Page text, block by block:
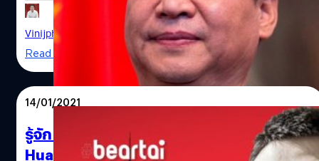
เห็นโอกาสว่าอินเทอร์เน็ตจะสามารถเป็นตัวกลางเชื่อมระหว่าง
สองฝั่งได้อย่างแน่นอน และนั่นก็เป็นต้นกำเนิดของเว็บไซต์
Alibaba ตอนนี้เราทุกคนรู้จักเว็บไซต์แห่งนี้เป็นอย่างดี มันเป็น
แพลตฟอร์มออนไลน์ที่เราสามารถเข้าไปค้นหาสินค้าที่ในราคา
ส่งจากโรงงานได้ ในปี 2000 เขาได้รับเงินทุน 25 ล้านเหรียญ
และในปี 2005 บริษัท Yahoo ก็ลงทุนเพิ่มไปอีก 1 พันล้าน
เหรียญ 10 ปีต่อมา Alibaba กลายเป็นหนึ่งในบริษัทเทคโนโลยี
ที่มีมูลค่าสูงที่สุดในโลก ระดมทุนเพิ่มจากการเข้าตลาดหุ้นที่
นิวยอร์กอีก 25,000…
ชนบททั่วประเทศจีน โดยเขากล่าวว่า “เราจะพบกันอีกครั้งเมื่อ
โควิด-19 คลี่คลาย” ปกติแล้วมูลนิธิของแจ็ก หม่าจะจัดงาน
The Jack Ma Rural Teachers Award Ceremony ตั้งแต่ปี
2015 มาตลอด การปรากฏตัวครั้งนี้ของเขา ทำให้หุ้น Alibaba
พุ่งขึ้นแล้วอย่างน้อย 3% อย่างไรก็ตาม การกลับมาในครั้งนี้เขา
มาในรูปแบบของวิดีโอสั้น 36 วินาที ที่ถูกโพสต์โดยบัญชี
Qingqing Chen บนทวิตเตอร์ ซึ่งหลายคนก็ตั้งตั้งข้อสงสัยว่า
อาจเป็นวิดีโอที่ทาง แจ็ก หม่า ได้ถ่ายไว้นานแล้ว และไม่ได้
เป็นการยืนยันว่า ปัจจุบันเขาปลอดภัยอยู่สุขสบายดีจริงหรือไม่
Vinijphat Kanyapong | 2027 days ago
Read More
14/01/2021
รู้จัก e-Commerce “Pinduoduo” ของ Colin
Huang ที่อาจแซง Alibaba เร็ว ๆ นี้